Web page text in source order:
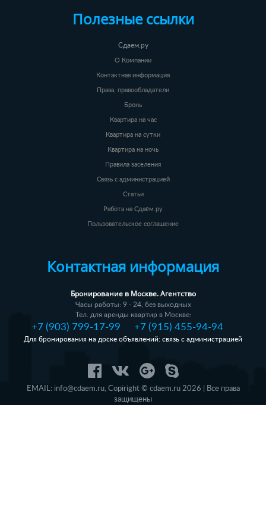
Полезные ссылки
Сдаем.ру
О Компании
Контактная информация
Права, правообладатели
Бронь
Квартира на час
Квартира на сутки
Квартира на ночь
Правила заселения
Связь с администрацией
Статьи
Работа на Сдаём.ру
Пользовательское соглашение
Контактная информация
Бронирование в Москве. Агентство
Часы работы: 9 - 24, без выходных
Тел. для аренды квартир в Москве:
+7 (903) 799-17-99 +7 (915) 455-94-94
Для бронирования на доске объявлений: связь с администрацией
EMAIL: info@cdaem.ru, Copiright © cdaem.ru 2026 | Все права
защищены